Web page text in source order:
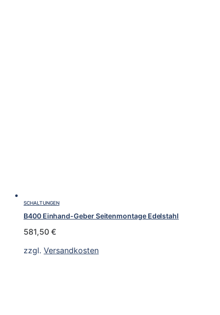
SCHALTUNGEN
B400 Einhand-Geber Seitenmontage Edelstahl
581,50 €
zzgl. Versandkosten